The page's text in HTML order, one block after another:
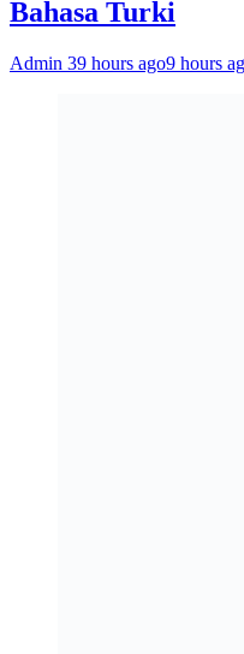
Bahasa Turki
Admin 39 hours ago9 hours